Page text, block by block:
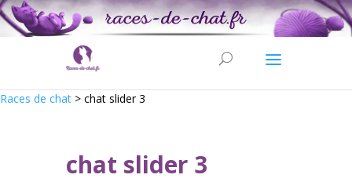
Races de chat > chat slider 3
chat slider 3